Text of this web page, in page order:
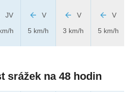
JV
h
V
5 km/h
V
3 km/h
V
5 km/h
srážek na 48 hodin